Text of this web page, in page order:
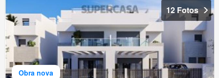
Obra nova
12 Fotos